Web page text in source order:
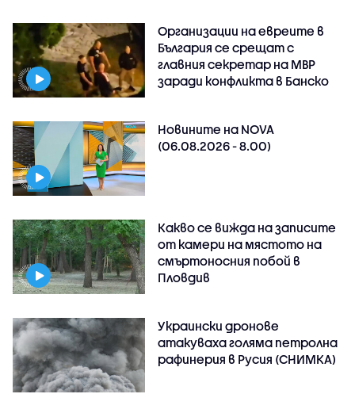
Организации на евреите в
България се срещат с
главния секретар на МВР
заради конфликта в Банско
Новините на NOVA
(06.08.2026 - 8.00)
Какво се вижда на записите
от камери на мястото на
смъртоносния побой в
Пловдив
Украински дронове
атакуваха голяма петролна
рафинерия в Русия (СНИМКА)